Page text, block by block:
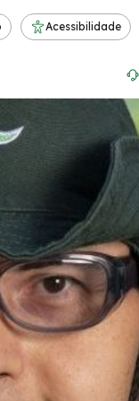
Acessibilidade